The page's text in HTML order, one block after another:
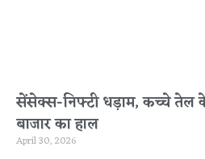
सेंसेक्स-निफ्टी धड़ाम, कच्चे तेल
बाजार का हाल
April 30, 2026